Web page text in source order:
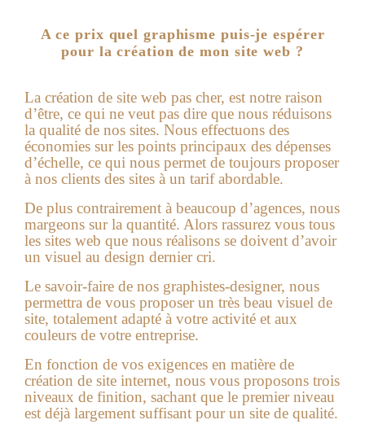
A ce prix quel graphisme puis-je espérer
pour la création de mon site web ?
La création de site web pas cher, est notre raison
d’être, ce qui ne veut pas dire que nous réduisons
la qualité de nos sites. Nous effectuons des
économies sur les points principaux des dépenses
d’échelle, ce qui nous permet de toujours proposer
à nos clients des sites à un tarif abordable.
De plus contrairement à beaucoup d’agences, nous
margeons sur la quantité. Alors rassurez vous tous
les sites web que nous réalisons se doivent d’avoir
un visuel au design dernier cri.
Le savoir-faire de nos graphistes-designer, nous
permettra de vous proposer un très beau visuel de
site, totalement adapté à votre activité et aux
couleurs de votre entreprise.
En fonction de vos exigences en matière de
création de site internet, nous vous proposons trois
niveaux de finition, sachant que le premier niveau
est déjà largement suffisant pour un site de qualité.